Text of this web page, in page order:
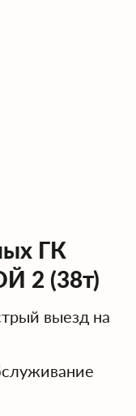
ГК
2 (38т)
выезд на